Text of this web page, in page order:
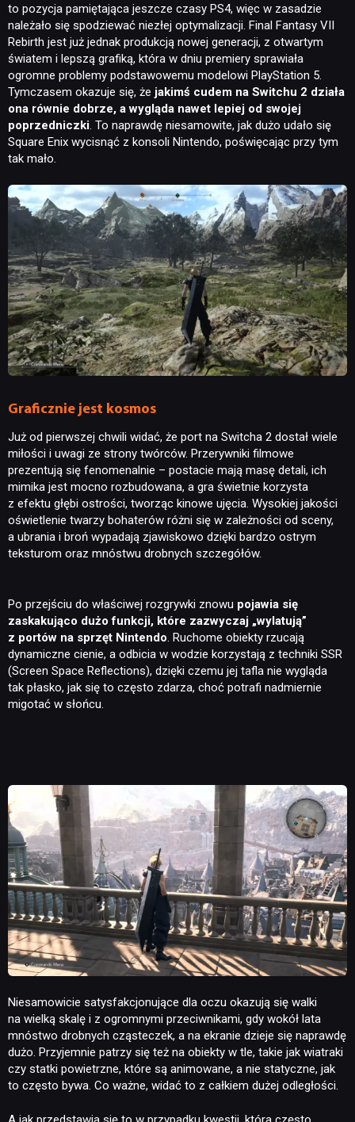
to pozycja pamiętająca jeszcze czasy PS4, więc w zasadzie
należało się spodziewać niezłej optymalizacji. Final Fantasy VII
Rebirth jest już jednak produkcją nowej generacji, z otwartym
światem i lepszą grafiką, która w dniu premiery sprawiała
ogromne problemy podstawowemu modelowi PlayStation 5.
Tymczasem okazuje się, że jakimś cudem na Switchu 2 działa
ona równie dobrze, a wygląda nawet lepiej od swojej
poprzedniczki . To naprawdę niesamowite, jak dużo udało się
Square Enix wycisnąć z konsoli Nintendo, poświęcając przy tym
tak mało.
Graficznie jest kosmos
Już od pierwszej chwili widać, że port na Switcha 2 dostał wiele
miłości i uwagi ze strony twórców. Przerywniki filmowe
prezentują się fenomenalnie – postacie mają masę detali, ich
mimika jest mocno rozbudowana, a gra świetnie korzysta
z efektu głębi ostrości, tworząc kinowe ujęcia. Wysokiej jakości
oświetlenie twarzy bohaterów różni się w zależności od sceny,
a ubrania i broń wypadają zjawiskowo dzięki bardzo ostrym
teksturom oraz mnóstwu drobnych szczegółów.
Po przejściu do właściwej rozgrywki znowu pojawia się
zaskakująco dużo funkcji, które zazwyczaj „wylatują”
z portów na sprzęt Nintendo. Ruchome obiekty rzucają
dynamiczne cienie, a odbicia w wodzie korzystają z techniki SSR
(Screen Space Reflections), dzięki czemu jej tafla nie wygląda
tak płasko, jak się to często zdarza, choć potrafi nadmiernie
migotać w słońcu.
Niesamowicie satysfakcjonujące dla oczu okazują się walki
na wielką skalę i z ogromnymi przeciwnikami, gdy wokół lata
mnóstwo drobnych cząsteczek, a na ekranie dzieje się naprawdę
dużo. Przyjemnie patrzy się też na obiekty w tle, takie jak wiatraki
czy statki powietrzne, które są animowane, a nie statyczne, jak
to często bywa. Co ważne, widać to z całkiem dużej odległości.